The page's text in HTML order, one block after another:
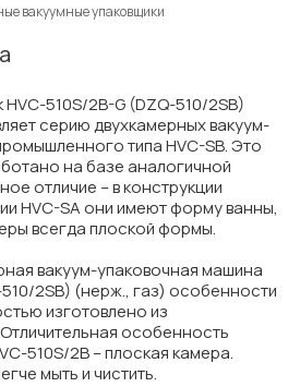
вакуумные упаковщики
510S/2B-G (DZQ-510/2SB)
серию двухкамерных вакуум-
типа HVC-SB. Это
на базе аналогичной
отличие – в конструкции
HVC-SA они имеют форму ванны,
всегда плоской формы.
вакуум-упаковочная машина
2SB) (нерж., газ) особенности
изготовлено из
особенность
510S/2B – плоская камера.
мыть и чистить.